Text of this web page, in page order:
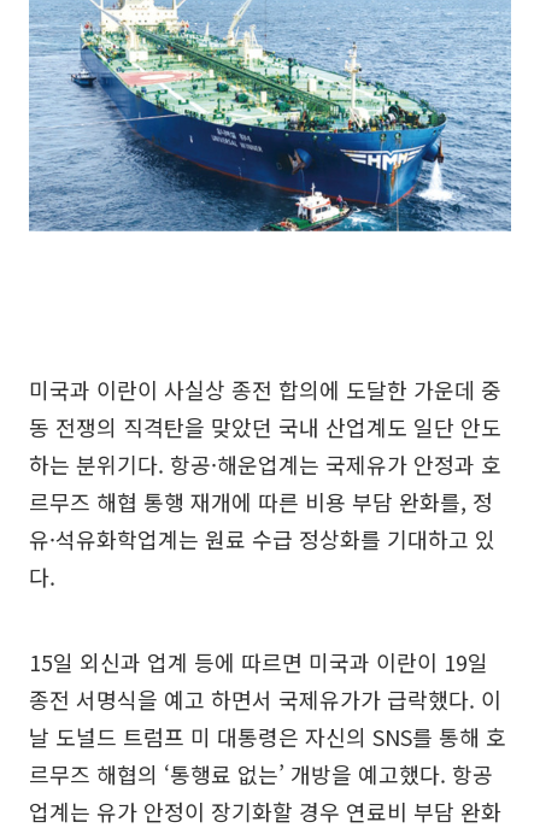
미국과 이란이 사실상 종전 합의에 도달한 가운데 중
동 전쟁의 직격탄을 맞았던 국내 산업계도 일단 안도
하는 분위기다. 항공·해운업계는 국제유가 안정과 호
르무즈 해협 통행 재개에 따른 비용 부담 완화를, 정
유·석유화학업계는 원료 수급 정상화를 기대하고 있
다.
15일 외신과 업계 등에 따르면 미국과 이란이 19일
종전 서명식을 예고 하면서 국제유가가 급락했다. 이
날 도널드 트럼프 미 대통령은 자신의 SNS를 통해 호
르무즈 해협의 ‘통행료 없는’ 개방을 예고했다. 항공
업계는 유가 안정이 장기화할 경우 연료비 부담 완화